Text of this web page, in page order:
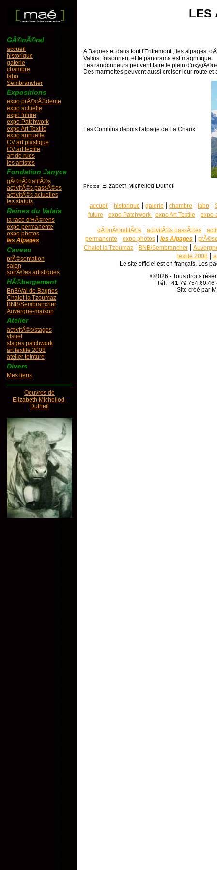
GÃ©nÃ©ral
accueil
historique
galerie
chambre
labo
Sembrancher
Expositions
expo prÃ©cÃ©dente
expo actuelle
expo future
expo Patchwork
expo Art Textile
expo annuelle
CV art plastique
CV art textile
art de rues
les artistes
Fondation Janyce
gÃ©nÃ©ralitÃ©s
activitÃ©s passÃ©es
activitÃ©s actuelles
les statuts
Reines du Valais
la race d'HÃ©rens
expo permanente
expo photos
les Alpages
Caveau
prÃ©sentation
salon
soirÃ©es artistiques
HÃ©bergement
BnB/Val de Bagnes
Chalet la Tzoumaz
BNB/Sembrancher
Auvergne-maison
Atelier
activitÃ©s/stages
visuel
stages patchwork
art textile 2008
atelier teinture
Divers
Mes liens
Oeuvres de
Elizabeth Michellod-
Dutheil
LES
A Bagnes et dans tout l'Entremont , les alpages,
Valais, foisonnent et le panorama est magnifique.
Les randonneurs peuvent faire le plein
Des marmottes peuvent aussi croiser leur route
Les Combins depuis l'alpage de La Chaux
Photos: Elizabeth Michellod-Dutheil
accueil | historique | galerie | chambre | labo |
future | expo Patchwork | expo Art Textile | expo
gÃ©nÃ©ralitÃ©s | activitÃ©s passÃ©es |
permanente | expo photos | les Alpages |
Chalet la Tzoumaz | BNB/Sembrancher |
textile 2008 |
Le site officiel est en français. Les
©2026 - Tous droits
Tél. +41 79 754.60.46
Site créé par